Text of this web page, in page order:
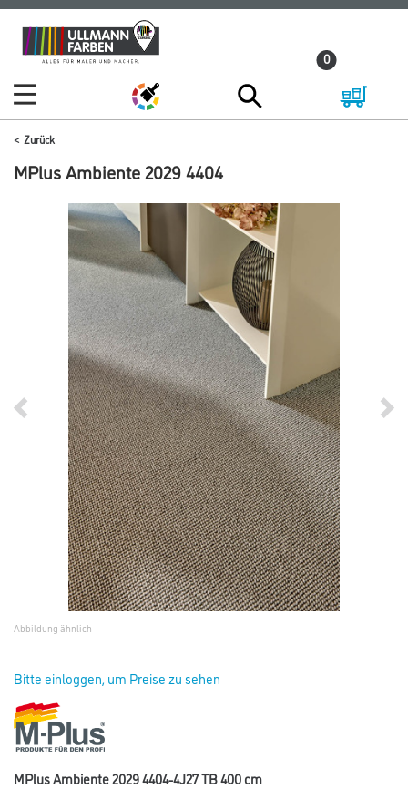
Zum
Inhalt
Zum
Navigationsmenü
0
Zurück
MPlus Ambiente 2029 4404
Abbildung ähnlich
Bitte einloggen, um Preise zu sehen
MPlus Ambiente 2029 4404-4J27 TB 400 cm